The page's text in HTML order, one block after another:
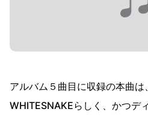
アルバム５曲目に収録の本曲は
WHITESNAKEらしく、かつデ